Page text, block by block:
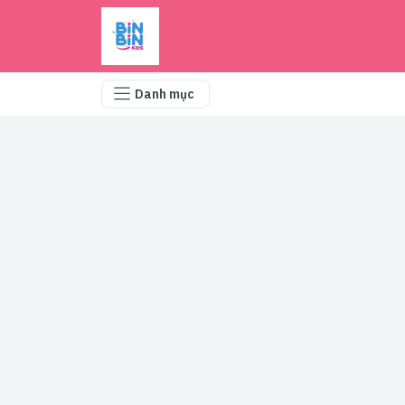
Danh mục